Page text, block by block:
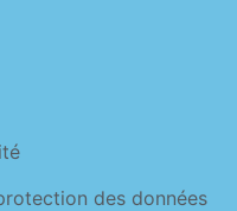
des données